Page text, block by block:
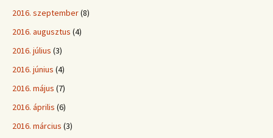
2016. szeptember(8)
2016. augusztus (4)
2016. július (3)
2016. június (4)
2016. május (7)
2016. április (6)
2016. március (3)